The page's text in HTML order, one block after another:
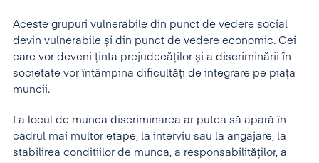
Aceste grupuri vulnerabile din punct de vedere social
devin vulnerabile și din punct de vedere economic. Cei
care vor deveni ținta prejudecăților și a discriminării în
societate vor întâmpina dificultăți de integrare pe piața
muncii.
La locul de munca discriminarea ar putea să apară în
cadrul mai multor etape, la interviu sau la angajare, la
stabilirea conditiilor de munca, a responsabilităților, a